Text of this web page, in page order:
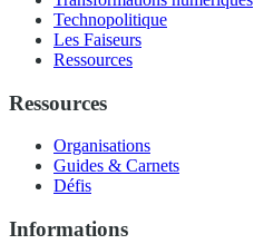
Technopolitique
Les Faiseurs
Ressources
Ressources
Organisations
Guides & Carnets
Défis
Informations